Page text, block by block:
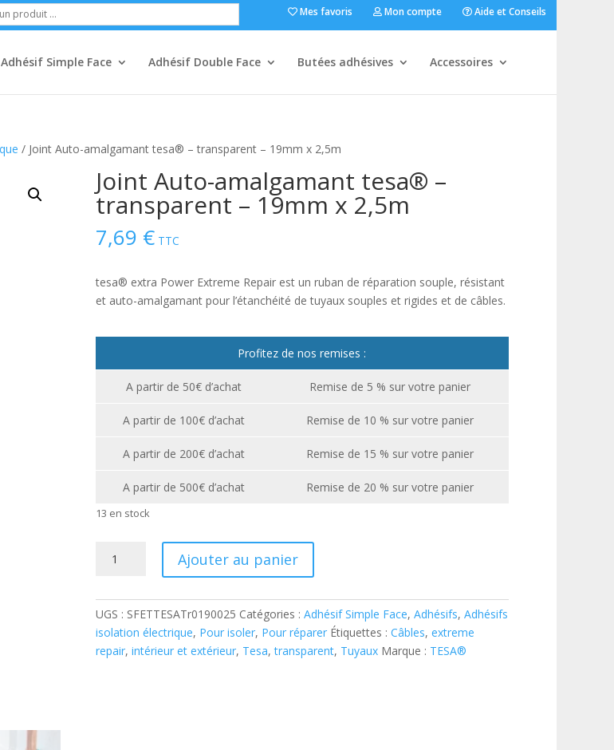
Mes favoris Mon compte Aide et Conseils
Adhésif Simple Face Adhésif Double Face Butées adhésives Accessoires
/ Joint Auto-amalgamant tesa® – transparent – 19mm x 2,5m
Joint Auto-amalgamant tesa® –
transparent – 19mm x 2,5m
7,69 € TTC
tesa® extra Power Extreme Repair est un ruban de réparation souple, résistant
et auto-amalgamant pour l’étanchéité de tuyaux souples et rigides et de câbles.
Profitez de nos remises :
A partir de 50€ d’achat Remise de 5 % sur votre panier
A partir de 100€ d’achat Remise de 10 % sur votre panier
A partir de 200€ d’achat Remise de 15 % sur votre panier
A partir de 500€ d’achat Remise de 20 % sur votre panier
13 en stock
Auto-
amalgamant
tesa®
-
Ajouter au panier
UGS : SFETTESATr0190025 Catégories : Adhésif Simple Face, Adhésifs, Adhésifs
isolation électrique, Pour isoler, Pour réparer Étiquettes : Câbles, extreme
repair, intérieur et extérieur, Tesa,transparent, Tuyaux Marque : TESA®